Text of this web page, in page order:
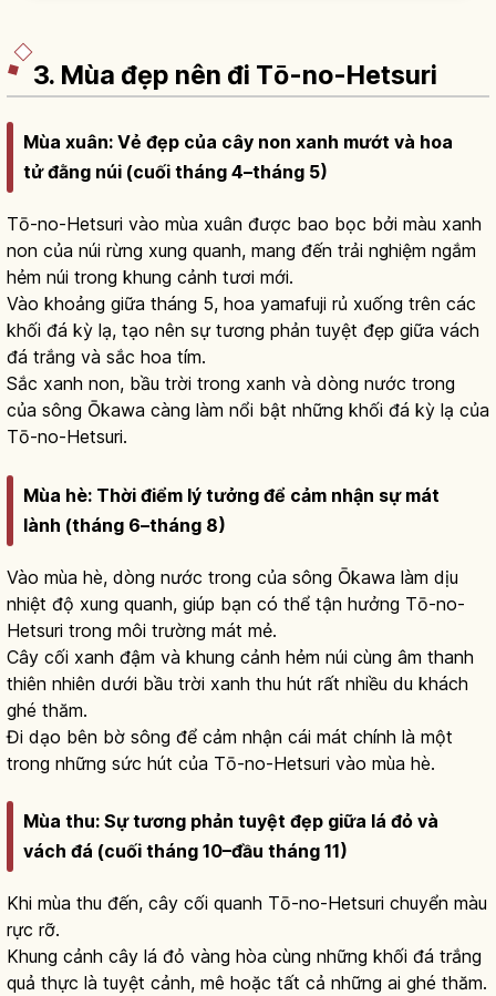
3. Mùa đẹp nên đi Tō-no-Hetsuri
Mùa xuân: Vẻ đẹp của cây non xanh mướt và hoa
tử đằng núi (cuối tháng 4–tháng 5)
Tō-no-Hetsuri vào mùa xuân được bao bọc bởi màu xanh
non của núi rừng xung quanh, mang đến trải nghiệm ngắm
hẻm núi trong khung cảnh tươi mới.
Vào khoảng giữa tháng 5, hoa yamafuji rủ xuống trên các
khối đá kỳ lạ, tạo nên sự tương phản tuyệt đẹp giữa vách
đá trắng và sắc hoa tím.
Sắc xanh non, bầu trời trong xanh và dòng nước trong
của sông Ōkawa càng làm nổi bật những khối đá kỳ lạ của
Tō-no-Hetsuri.
Mùa hè: Thời điểm lý tưởng để cảm nhận sự mát
lành (tháng 6–tháng 8)
Vào mùa hè, dòng nước trong của sông Ōkawa làm dịu
nhiệt độ xung quanh, giúp bạn có thể tận hưởng Tō-no-
Hetsuri trong môi trường mát mẻ.
Cây cối xanh đậm và khung cảnh hẻm núi cùng âm thanh
thiên nhiên dưới bầu trời xanh thu hút rất nhiều du khách
ghé thăm.
Đi dạo bên bờ sông để cảm nhận cái mát chính là một
trong những sức hút của Tō-no-Hetsuri vào mùa hè.
Mùa thu: Sự tương phản tuyệt đẹp giữa lá đỏ và
vách đá (cuối tháng 10–đầu tháng 11)
Khi mùa thu đến, cây cối quanh Tō-no-Hetsuri chuyển màu
rực rỡ.
Khung cảnh cây lá đỏ vàng hòa cùng những khối đá trắng
quả thực là tuyệt cảnh, mê hoặc tất cả những ai ghé thăm.